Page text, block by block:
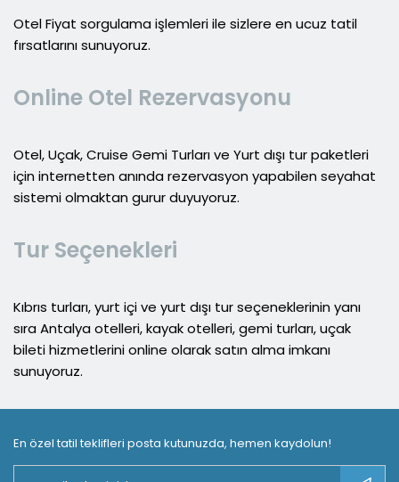
Otel Fiyat sorgulama işlemleri ile sizlere en ucuz tatil
fırsatlarını sunuyoruz.
Online Otel Rezervasyonu
Otel, Uçak, Cruise Gemi Turları ve Yurt dışı tur paketleri
için internetten anında rezervasyon yapabilen seyahat
sistemi olmaktan gurur duyuyoruz.
Tur Seçenekleri
Kıbrıs turları, yurt içi ve yurt dışı tur seçeneklerinin yanı
sıra Antalya otelleri, kayak otelleri, gemi turları, uçak
bileti hizmetlerini online olarak satın alma imkanı
sunuyoruz.
En özel tatil teklifleri posta kutunuzda, hemen kaydolun!